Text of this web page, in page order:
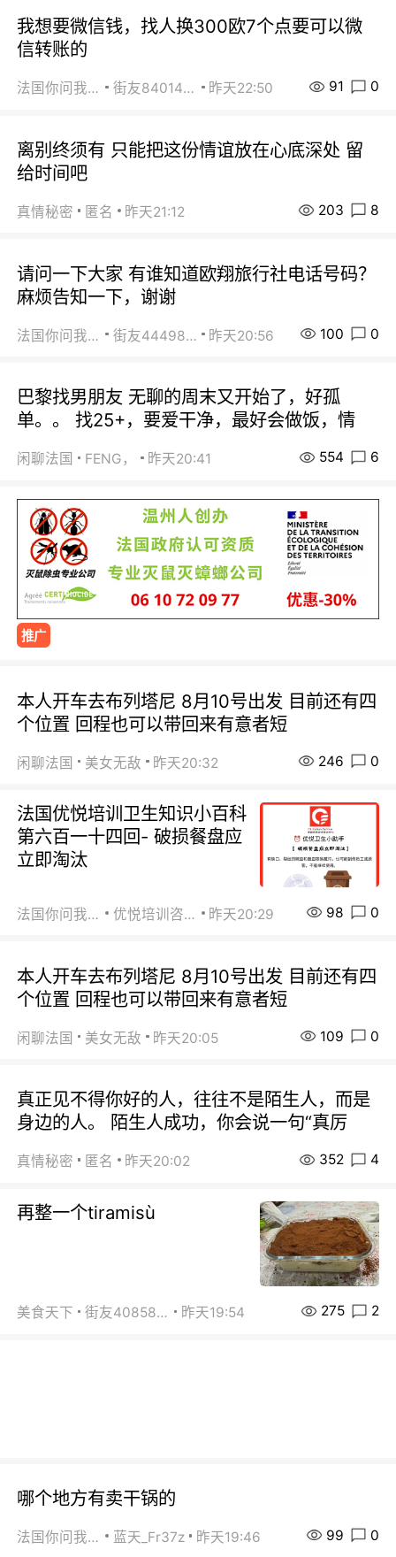
我想要微信钱，找人换300欧7个点要可以微
信转账的
法国你问我答 街友84014588 昨天22:50 91 0
离别终须有 只能把这份情谊放在心底深处 留
给时间吧
真情秘密 匿名 昨天21:12 203 8
请问一下大家 有谁知道欧翔旅行社电话号码？
麻烦告知一下，谢谢
法国你问我答 街友44498484 昨天20:56 100 0
巴黎找男朋友 无聊的周末又开始了，好孤
单。。 找25+，要爱干净，最好会做饭，情
闲聊法国 FENG， 昨天20:41 554 6
推广
本人开车去布列塔尼 8月10号出发 目前还有四
个位置 回程也可以带回来有意者短
闲聊法国 美女无敌 昨天20:32 246 0
法国优悦培训卫生知识小百科
第六百一十四回- 破损餐盘应
立即淘汰
法国你问我答 优悦培训咨询 昨天20:29 98 0
本人开车去布列塔尼 8月10号出发 目前还有四
个位置 回程也可以带回来有意者短
闲聊法国 美女无敌 昨天20:05 109 0
真正见不得你好的人，往往不是陌生人，而是
身边的人。 陌生人成功，你会说一句“真厉
真情秘密 匿名 昨天20:02 352 4
再整一个tiramisù
美食天下 街友40858442 昨天19:54 275 2
哪个地方有卖干锅的
法国你问我答 蓝天_Fr37z 昨天19:46 99 0